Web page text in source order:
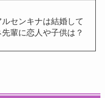
ルセンキナは結婚して
輩に恋人や子供は？